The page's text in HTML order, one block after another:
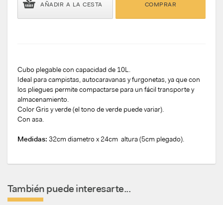
AÑADIR A LA CESTA COMPRAR
Cubo plegable con capacidad de 10L.
Ideal para campistas, autocaravanas y furgonetas, ya que con
los pliegues permite compactarse para un fácil transporte y
almacenamiento.
Color Gris y verde (el tono de verde puede variar).
Con asa.
Medidas: 32cm diametro x 24cm altura (5cm plegado).
También puede interesarte...